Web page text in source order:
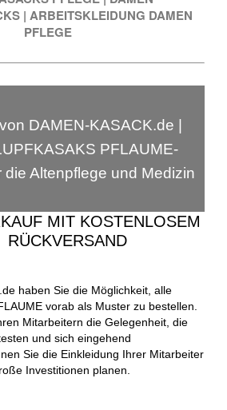
| ARBEITSKLEIDUNG DAMEN
PFLEGE
DAMEN-KASACK.de |
PFLAUME-
die Altenpflege und Medizin
MIT KOSTENLOSEM
RÜCKVERSAND
haben Sie die Möglichkeit, alle
vorab als Muster zu bestellen.
Mitarbeitern die Gelegenheit, die
und sich eingehend
Sie die Einkleidung Ihrer Mitarbeiter
Investitionen planen.